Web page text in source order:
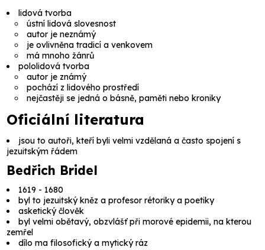
lidová tvorba
ústní lidová slovesnost
autor je neznámý
je ovlivněna tradicí a venkovem
má mnoho žánrů
pololidová tvorba
autor je známý
pochází z lidového prostředí
nejčastěji se jedná o básně, paměti nebo kroniky
Oficiální literatura
jsou to autoři, kteří byli velmi vzdělaná a často spojení s
jezuitským řádem
Bedřich Bridel
1619 - 1680
byl to jezuitský kněz a profesor rétoriky a poetiky
asketický člověk
byl velmi obětavý, obzvlášť při morové epidemii, na kterou
zemřel
dílo ma filosofický a mytický ráz